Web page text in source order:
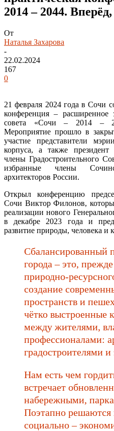
2014 – 2044.
От
Наталья Захарова
-
22.02.2024
167
0
21 февраля 2024 года в Сочи
конференция – расширенное
совета «Сочи – 2014 –
Мероприятие прошло в
участие представители
корпуса, а также президент
члены Градостроительного
избранные члены
архитекторов России.
Открыл конференцию
Сочи Виктор Филонов,
реализации нового
в декабре 2023 года и
развитие природы, человека и
Сбалансированный
города – это,
природно-
создание
пространств и
чётко выстроенные
между жителями,
профессионалами:
градостроителями и
Нам есть чем
встречает
набережными,
Поэтапно
социально –